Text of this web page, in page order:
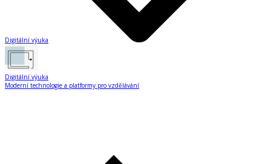
Digitální výuka
Digitální výuka
Moderní technologie a platformy pro vzdělávání